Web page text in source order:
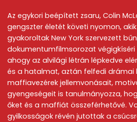
Az egykori beépített zsaru, Colin
gengszter életét követi nyomon,
gyakoroltak New York szervezett
dokumentumfilmsorozat végigkíséri
ahogy az alvilági létrán lépkedve
és a hatalmat, aztán felfedi drámai
maffiavezérek jellemvonásait,
gyengeségeit is tanulmányozza,
őket és a maffiát összeférhetővé.
gyilkosságok révén jutottak a